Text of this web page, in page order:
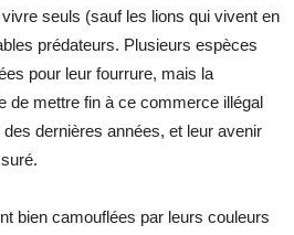
seuls (sauf les lions qui vivent en
prédateurs. Plusieurs espèces
pour leur fourrure, mais la
de mettre fin à ce commerce illégal
dernières années, et leur avenir
bien camouflées par leurs couleurs